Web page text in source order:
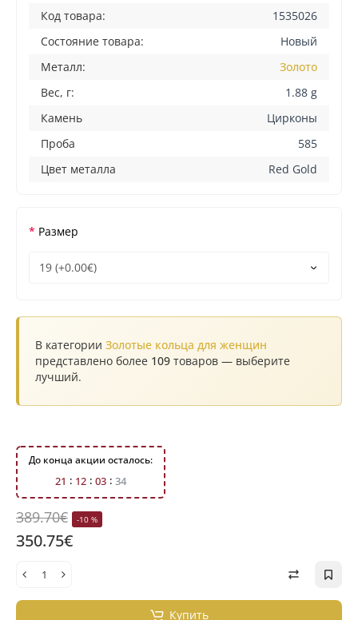
Код товара:
1535026
Состояние товара:
Новый
Металл:
Золото
Вес, г:
1.88 g
Камень
Цирконы
Проба
585
Цвет металла
Red Gold
Размер
В категории Золотые кольца для женщин
представлено более 109 товаров — выберите
лучший.
До конца акции осталось:
21 12 03 33
389.70€ -10 %
350.75€
Купить